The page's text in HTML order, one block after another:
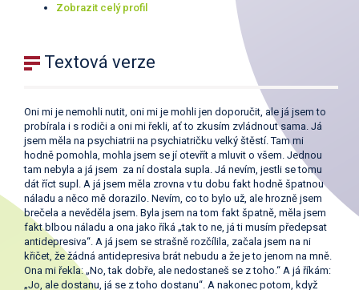
Zobrazit celý profil
Textová verze
Oni mi je nemohli nutit, oni mi je mohli jen doporučit, ale já jsem to
probírala i s rodiči a oni mi řekli, ať to zkusím zvládnout sama. Já
jsem měla na psychiatrii na psychiatričku velký štěstí. Tam mi
hodně pomohla, mohla jsem se jí otevřít a mluvit o všem. Jednou
tam nebyla a já jsem za ní dostala supla. Já nevím, jestli se tomu
dát říct supl. A já jsem měla zrovna v tu dobu fakt hodně špatnou
náladu a něco mě dorazilo. Nevím, co to bylo už, ale hrozně jsem
brečela a nevěděla jsem. Byla jsem na tom fakt špatně, měla jsem
fakt blbou náladu a ona jako říká „tak to ne, já ti musím předepsat
antidepresiva“. A já jsem se strašně rozčílila, začala jsem na ni
křičet, že žádná antidepresiva brát nebudu a že je to jenom na mně.
Ona mi řekla: „No, tak dobře, ale nedostaneš se z toho.“ A já říkám:
„Jo, ale dostanu, já se z toho dostanu“. A nakonec potom, když